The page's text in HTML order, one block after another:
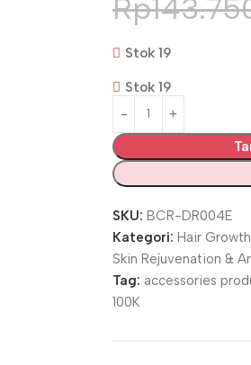
Rp
Stok 19
Stok 19
SKU: BCR-DR004E
Kategori: Hair
Skin Rejuvenation &
Tag: accessories
100K